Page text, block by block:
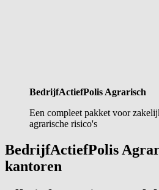
BedrijfActiefPolis Agrarisch
Een compleet pakket voor
agrarische risico's
BedrijfActiefPolis
kantoren